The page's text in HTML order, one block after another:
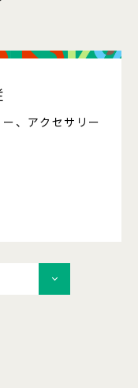
、アクセサリー